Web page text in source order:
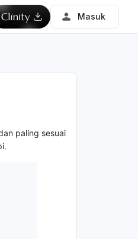
Masuk
paling sesuai